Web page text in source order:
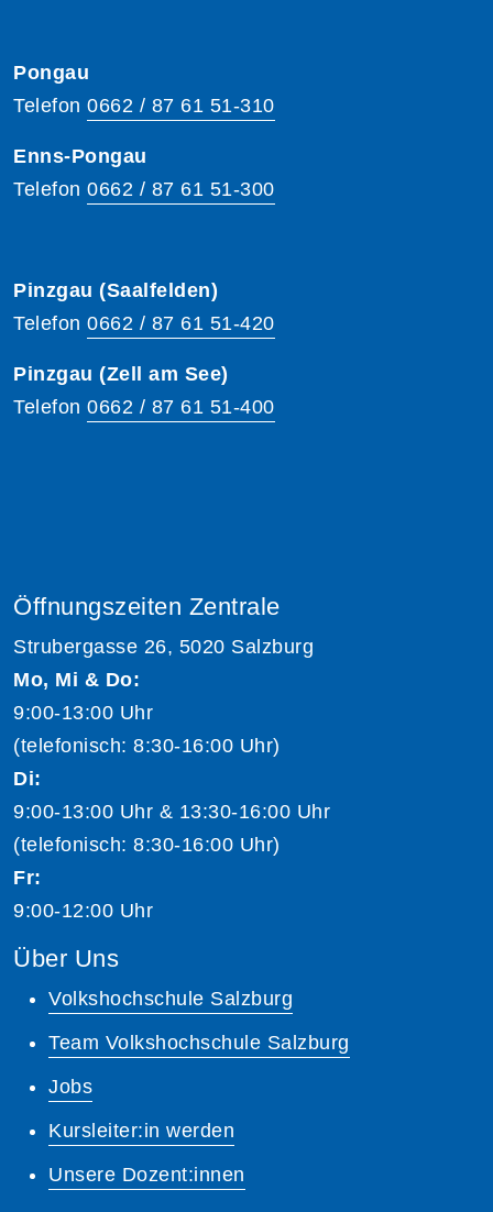
Pongau
Telefon 0662 / 87 61 51-310
Enns-Pongau
Telefon 0662 / 87 61 51-300
Pinzgau (Saalfelden)
Telefon 0662 / 87 61 51-420
Pinzgau (Zell am See)
Telefon 0662 / 87 61 51-400
Öffnungszeiten Zentrale
Strubergasse 26, 5020 Salzburg
Mo, Mi & Do:
9:00-13:00 Uhr
(telefonisch: 8:30-16:00 Uhr)
Di:
9:00-13:00 Uhr & 13:30-16:00 Uhr
(telefonisch: 8:30-16:00 Uhr)
Fr:
9:00-12:00 Uhr
Über Uns
Volkshochschule Salzburg
Team Volkshochschule Salzburg
Jobs
Kursleiter:in werden
Unsere Dozent:innen